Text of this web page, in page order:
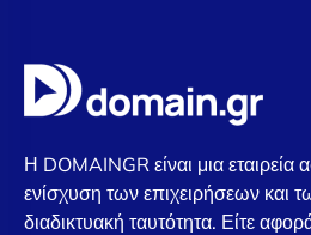
Η DOMAINGR είναι μια εταιρεία
ενίσχυση των επιχειρήσεων και
διαδικτυακή ταυτότητα. Είτε